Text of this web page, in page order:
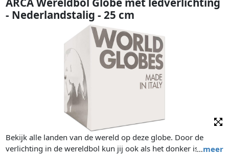
- Nederlandstalig - 25 cm
…meer
Bekijk alle landen van de wereld op deze globe. Door de
verlichting in de wereldbol kun jij ook als het donker is alle